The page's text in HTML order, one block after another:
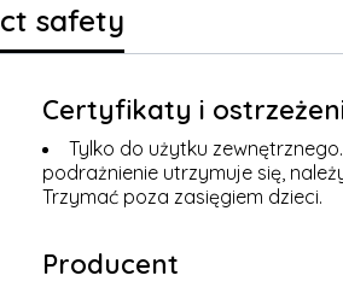
safety
Certyfikaty i
Tylko do użytku
podrażnienie utrzymuje się,
Trzymać poza zasięgiem dzieci.
Producent